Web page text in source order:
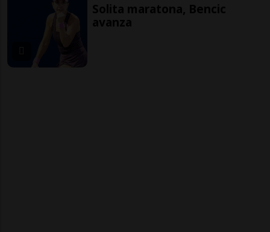
Solita maratona, Bencic
avanza